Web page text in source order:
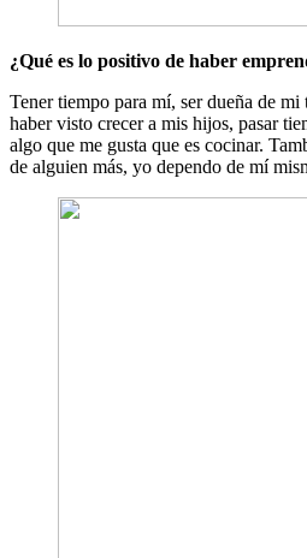
¿Qué es lo positivo de haber
Tener tiempo para mí, ser dueña de mi
haber visto crecer a mis hijos, pasar
algo que me gusta que es cocinar.
de alguien más, yo dependo de mí